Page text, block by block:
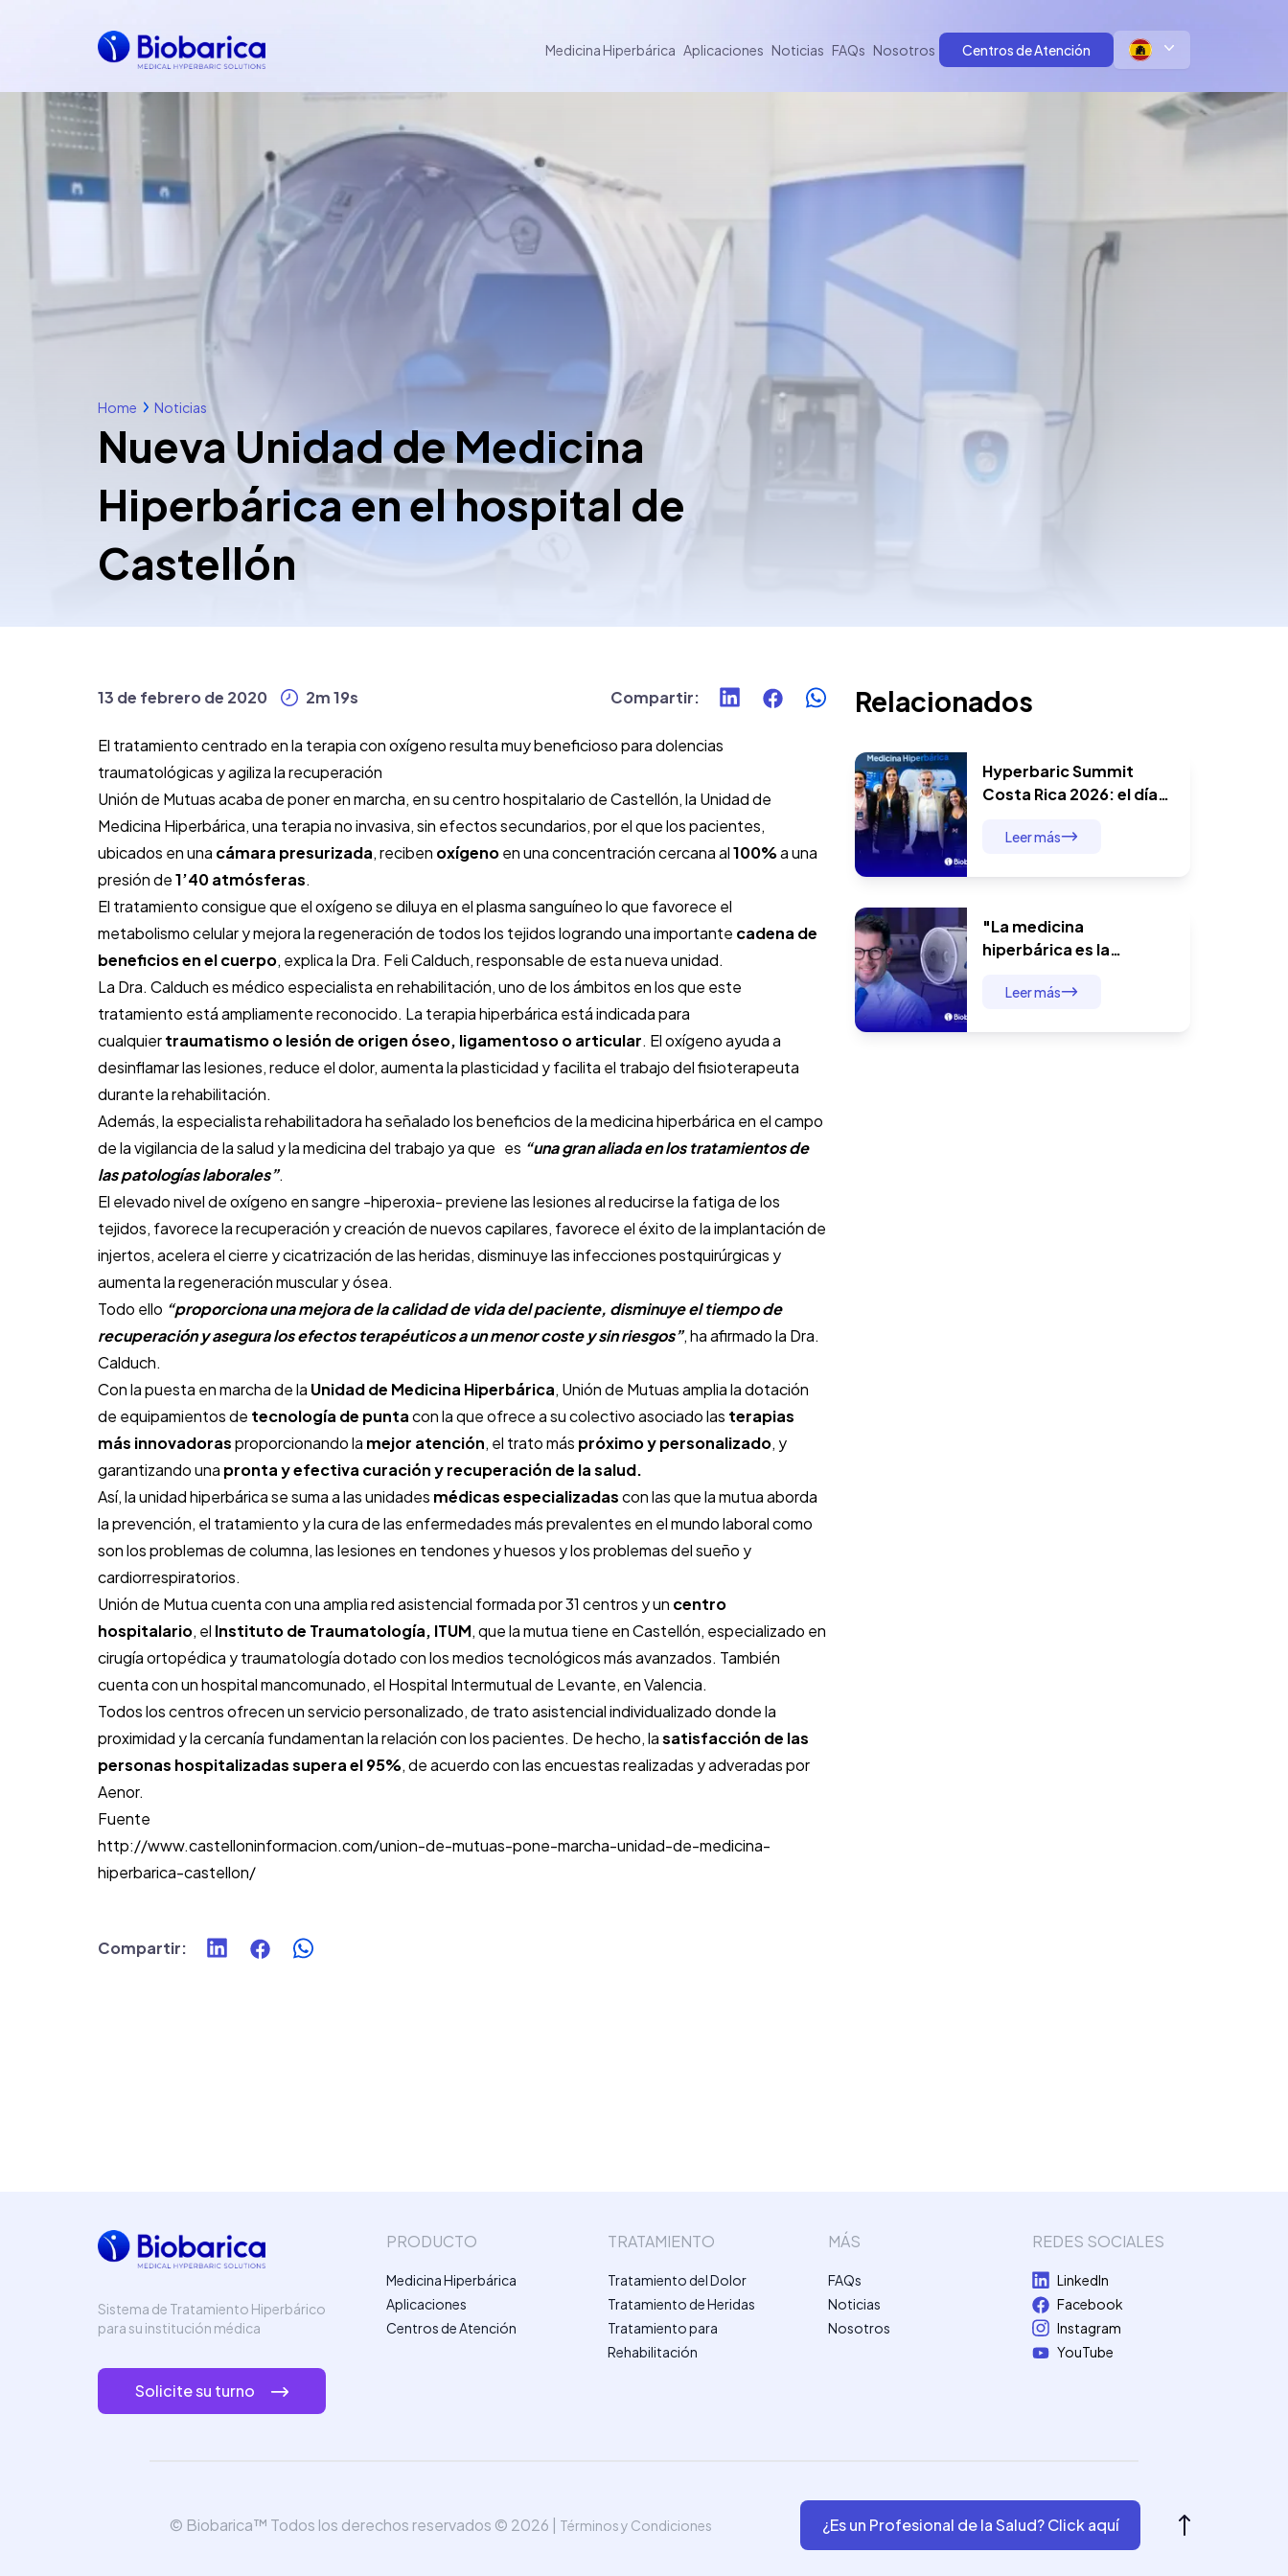
Medicina Hiperbárica Aplicaciones Noticias FAQs Nosotros Centros de Atención
Home Noticias
Nueva Unidad de Medicina
Hiperbárica en el hospital de
Castellón
13 de febrero de 2020 2m 19s Compartir:
El tratamiento centrado en la terapia con oxígeno resulta muy beneficioso para dolencias
traumatológicas y agiliza la recuperación
Unión de Mutuas acaba de poner en marcha, en su centro hospitalario de Castellón, la Unidad de
Medicina Hiperbárica, una terapia no invasiva, sin efectos secundarios, por el que los pacientes,
ubicados en una cámara presurizada, reciben oxígenoen una concentración cercana al100%a una
presión de1’40 atmósferas.
El tratamiento consigue que el oxígeno se diluya en el plasma sanguíneo lo que favorece el
metabolismo celular y mejora la regeneración de todos los tejidos logrando una importante cadena de
beneficios en el cuerpo, explica la Dra. Feli Calduch, responsable de esta nueva unidad.
La Dra. Calduch es médico especialista en rehabilitación, uno de los ámbitos en los que este
tratamiento está ampliamente reconocido. La terapia hiperbárica está indicada para
cualquiertraumatismo o lesión de origen óseo, ligamentoso o articular. El oxígeno ayuda a
desinflamar las lesiones, reduce el dolor, aumenta la plasticidad y facilita el trabajo del fisioterapeuta
durante la rehabilitación.
Además, la especialista rehabilitadora ha señalado los beneficios de la medicina hiperbárica en el campo
de la vigilancia de la salud y la medicina del trabajo ya que es “una gran aliada en los tratamientos de
las patologías laborales”.
El elevado nivel de oxígeno en sangre -hiperoxia- previene las lesiones al reducirse la fatiga de los
tejidos, favorece la recuperación y creación de nuevos capilares, favorece el éxito de la implantación de
injertos, acelera el cierre y cicatrización de las heridas, disminuye las infecciones postquirúrgicas y
aumenta la regeneración muscular y ósea.
Todo ello “proporciona una mejora de la calidad de vida del paciente, disminuye el tiempo de
recuperación y asegura los efectos terapéuticos a un menor coste y sin riesgos”, ha afirmado la Dra.
Calduch.
Con la puesta en marcha de la Unidad de Medicina Hiperbárica, Unión de Mutuas amplia la dotación
de equipamientos de tecnología de puntacon la que ofrece a su colectivo asociado las terapias
más innovadorasproporcionando la mejor atención, el trato más próximo y personalizado, y
garantizando una pronta y efectiva curación y recuperación de la salud.
Así, la unidad hiperbárica se suma a las unidades médicas especializadascon las que la mutua aborda
la prevención, el tratamiento y la cura de las enfermedades más prevalentes en el mundo laboral como
son los problemas de columna, las lesiones en tendones y huesos y los problemas del sueño y
cardiorrespiratorios.
Unión de Mutua cuenta con una amplia red asistencial formada por 31 centros y un centro
hospitalario, el Instituto de Traumatología, ITUM, que la mutua tiene en Castellón, especializado en
cirugía ortopédica y traumatología dotado con los medios tecnológicos más avanzados. También
cuenta con un hospital mancomunado, el Hospital Intermutual de Levante, en Valencia.
Todos los centros ofrecen un servicio personalizado, de trato asistencial individualizado donde la
proximidad y la cercanía fundamentan la relación con los pacientes. De hecho, lasatisfacción de las
personas hospitalizadas supera el 95%, de acuerdo con las encuestas realizadas y adveradas por
Aenor.
Fuente
http://www.castelloninformacion.com/union-de-mutuas-pone-marcha-unidad-de-medicina-
hiperbarica-castellon/
Compartir:
Relacionados
Hyperbaric Summit
Costa Rica 2026: el día
especialistas
Leer más
"La medicina
hiperbárica es la
medicina moderna": el
Leer más
Sistema de Tratamiento Hiperbárico
para su institución médica
Solicite su turno
PRODUCTO
Medicina Hiperbárica
Aplicaciones
Centros de Atención
TRATAMIENTO
Tratamiento del Dolor
Tratamiento de Heridas
Tratamiento para
Rehabilitación
MÁS
FAQs
Noticias
Nosotros
REDES SOCIALES
LinkedIn
Facebook
Instagram
YouTube
© Biobarica™ Todos los derechos reservados © 2026 Términos y Condiciones ¿Es un Profesional de la Salud? Click aquí